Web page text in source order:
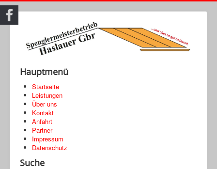
Hauptmenü
Startseite
Leistungen
Über uns
Kontakt
Anfahrt
Partner
Impressum
Datenschutz
Suche